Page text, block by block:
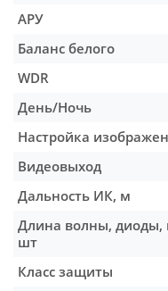
АРУ
Баланс белого
WDR
День/Ночь
Настройка
Видеовыход
Дальность ИК, м
Длина волны,
шт
Класс защиты